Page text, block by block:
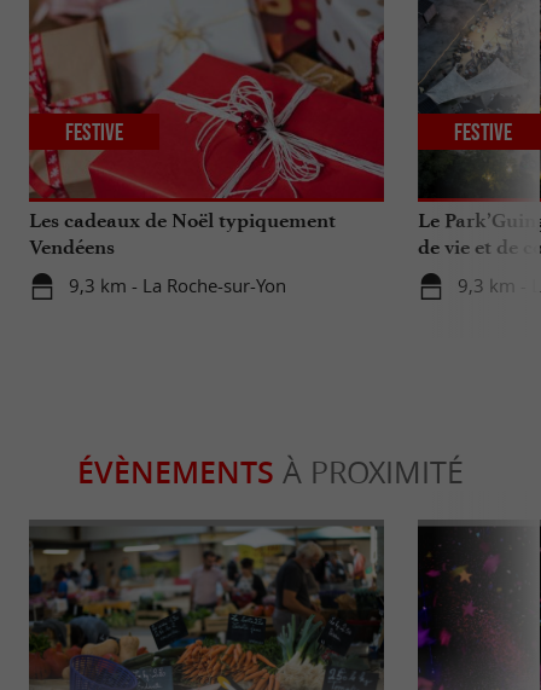
Les cadeaux de Noël typiquement
Vendéens
9,3 km - La Roche-sur-Yon
Festive
Le
de vie et de
9,3 km -
Festive
ÉVÈNEMENTS À PROXIMITÉ